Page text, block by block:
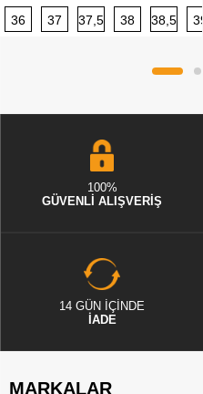
36 37 37,5 38 38,5 39
100%
GÜVENLİ ALIŞVERİŞ
14 GÜN İÇİNDE
İADE
MARKALAR